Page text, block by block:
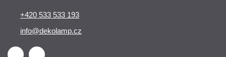
+420 533 533 193
info@dekolamp.cz